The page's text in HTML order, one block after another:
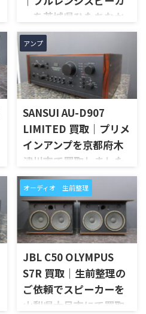
ーを茨城県ひたちなか
市で買取しました
茨城県ひたちなか市で、
Fidelitatem Soundのフルレン
ジスピーカー「NC10-MOP-
WN」を出張買取させていただ
きました。今回のお品物は、
Markaudioのフルレンジユニッ
トを使用したNC10系のスピー
カーシステムで、左右ペアの音
出し状態、ユニットの状態、
無垢材エンクロージャー、スピ
ーカー端子、外観コンディショ
ン、元箱や取扱資料など付属品
の有無を確認しながら査定い
たしました。 NC10-MOP-WN
は、公式情報ではNC10_MOP
系やNC10_MAOP系としても表
記が見られるモデルです。検 ...
アンプ
SANSUI AU-D907
LIMITED 買取｜プリメ
インアンプを京都府木
津川市で買取しました
京都府木津川市で、SANSUIの
プリメインアンプ「AU-D907
LIMITED」を出張買取させてい
ただきました。今回のお品物
は、AU-D907をベースに各部の
高品位化が図られたLimitedモ
デルで、左右チャンネルの音出
し状態、入力切替、ボリュー
ム、トーンコントロール、フォ
ノ入力、スピーカー出力、Pre
Out、Main Amp入力、外観コ
オーディオ 生前整理
JBL C50 OLYMPUS
S7R 買取｜生前整理の
ご依頼でスピーカーを
山梨県大月市にて買取